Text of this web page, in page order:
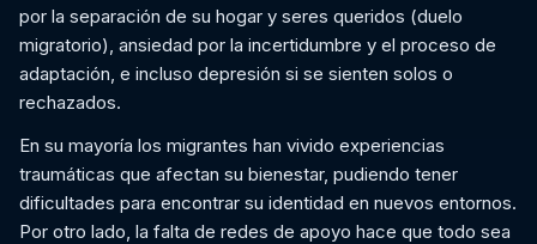
por la separación de su hogar y seres queridos (duelo
migratorio), ansiedad por la incertidumbre y el proceso de
adaptación, e incluso depresión si se sienten solos o
rechazados.
En su mayoría los migrantes han vivido experiencias
traumáticas que afectan su bienestar, pudiendo tener
dificultades para encontrar su identidad en nuevos entornos.
Por otro lado, la falta de redes de apoyo hace que todo sea